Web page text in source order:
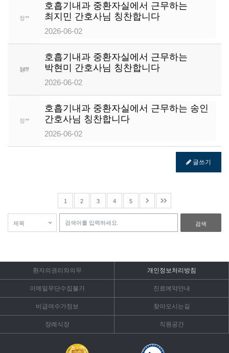
150
호흡기내과 중환자실에서 근무하는
최지민 간호사님 칭찬합니다
정**
2026-06-02
149
호흡기내과 중환자실에서 근무하는
박현미 간호사님 칭찬합니다
정**
2026-06-02
148
호흡기내과 중환자실에서 근무하는 송인
간호사님 칭찬합니다
정**
2026-06-02
글쓰기
1 2 3 4 5
검색
환자의권리와의무 개인정보처리방침
이메일무단수집불가 진료예약안내
비급여수가정보 찾아오시는길
장례식장 직원공간